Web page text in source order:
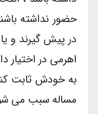
حضور نداشته
در پیش گیرند و یا
اهرمی در اختیار
به خودش ثابت
مساله سبب می شود